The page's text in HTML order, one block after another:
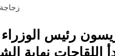
اللقاحات نهاية